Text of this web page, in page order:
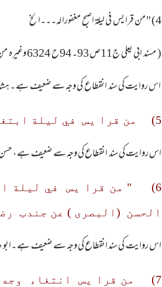
4) " من قرا يس في ليلة اصبح مغفورا له۔۔۔الخ
( مسند ابی یعلی ج11ص 93۔ 94 ح 6324 وغیرہ من طریق ہشام بن زیاد عن الحسن قال: سمعت ابا ہریرۃ بہ)
اس روایت کی سند انقطاع کی وجہ سے ضعیف ہے ۔ ہشام
5) من قرا يس في ليلة ابتغاء وجه الله غفرله في تلك اليلة " ( الداري ح ٣٤٢- وغيره)
اس روایت کی سند انقطاع کی وجہ سے ضعیف ہے ،
الحسن (البصری ) عن جندب
اس روایت کی سند انقطاع کی وجہ سے ضعیف ہے ۔ابو حاتم رازی
7) من قرا يس انتغاء